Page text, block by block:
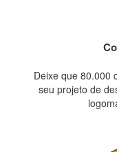
Deixe que 80.000
seu projeto de